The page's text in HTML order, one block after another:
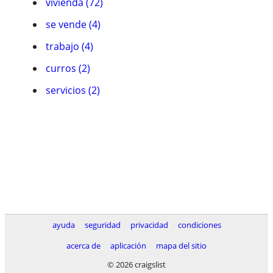
se vende (4)
trabajo (4)
curros (2)
servicios (2)
ayuda seguridad privacidad
condiciones
acerca de
aplicación
mapa del sitio
© 2026 craigslist